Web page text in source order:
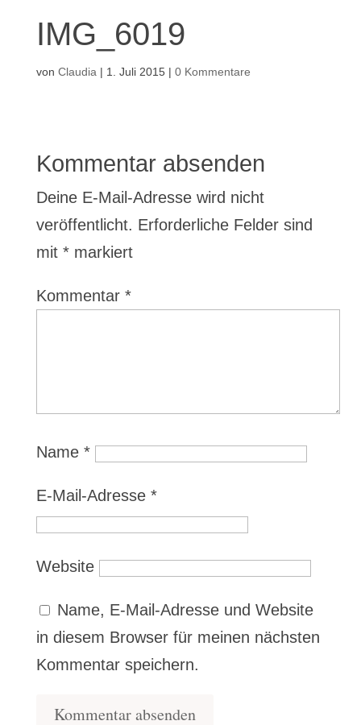
IMG_6019
von Claudia | 1. Juli 2015| 0 Kommentare
Kommentar absenden
Deine E-Mail-Adresse wird nicht
veröffentlicht. Erforderliche Felder sind
mit *markiert
Kommentar *
Name *
E-Mail-Adresse *
Website
Name, E-Mail-Adresse und Website
in diesem Browser für meinen nächsten
Kommentar speichern.